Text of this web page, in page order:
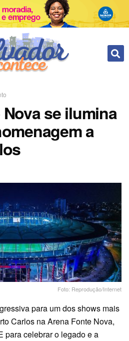
se ilumina
a
Foto: Reprodução/Internet
para um dos shows mais
Carlos na Arena Fonte Nova,
para celebrar o legado e a